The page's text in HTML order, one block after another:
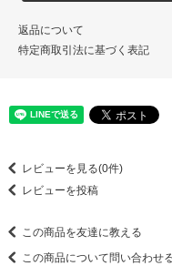
返品について
特定商取引法に基づく表記
レビューを見る(0件)
レビューを投稿
この商品を友達に教える
この商品について問い合わせ